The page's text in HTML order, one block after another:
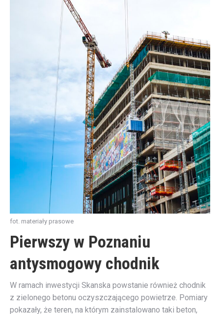
fot. materiały prasowe
Pierwszy w Poznaniu
antysmogowy chodnik
W ramach inwestycji Skanska powstanie również chodnik
z zielonego betonu oczyszczającego powietrze. Pomiary
pokazały, że teren, na którym zainstalowano taki beton,